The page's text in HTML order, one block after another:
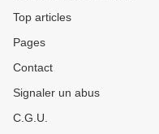
Top articles
Pages
Contact
Signaler un abus
C.G.U.